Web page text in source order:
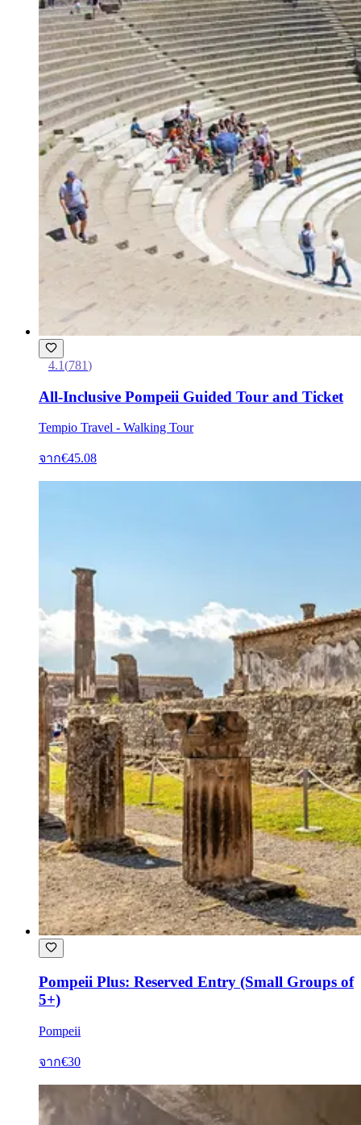
4.1(781)
All-Inclusive Pompeii Guided Tour and Ticket
Tempio Travel - Walking Tour
จาก€45.08
Pompeii Plus: Reserved Entry (Small Groups of
5+)
Pompeii
จาก€30